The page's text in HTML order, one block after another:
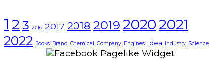
1 2 3 2016 2017 2018 2019 20202021
2022 Books Brand Chemical Company Engines Idea Industry Science